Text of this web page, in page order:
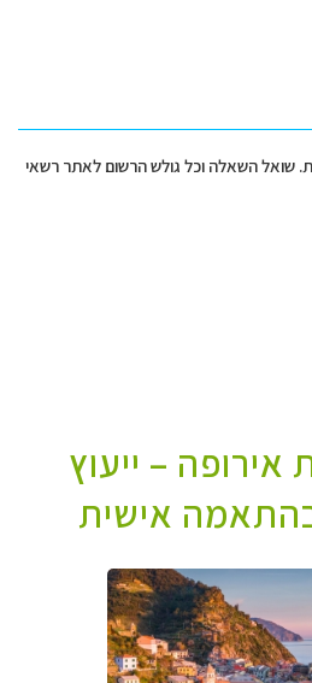
שואל השאלה וכל גולש הרשום לאתר רשאי
אירופה – ייעוץ
בהתאמה אישית